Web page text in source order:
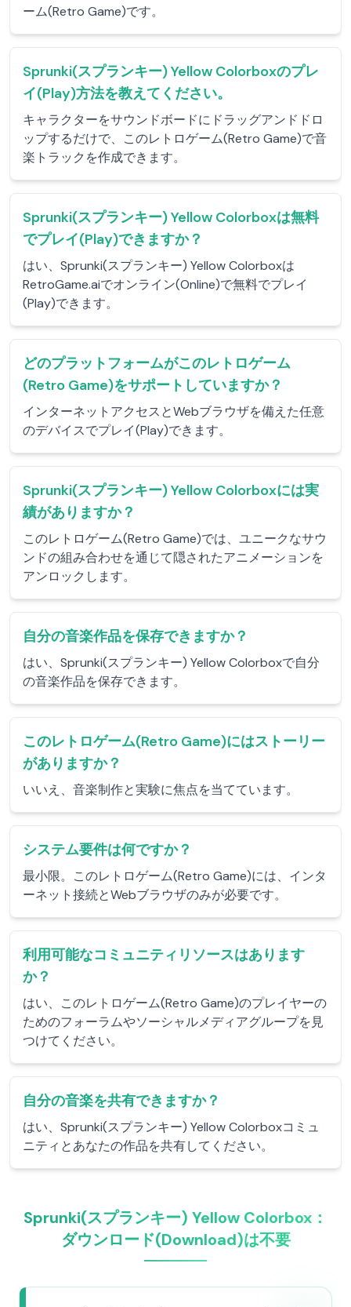
ーム(Retro Game)です。
Sprunki(スプランキー) Yellow Colorboxのプレ
イ(Play)方法を教えてください。
キャラクターをサウンドボードにドラッグアンドドロ
ップするだけで、このレトロゲーム(Retro Game)で音
楽トラックを作成できます。
Sprunki(スプランキー) Yellow Colorboxは無料
でプレイ(Play)できますか？
はい、Sprunki(スプランキー) Yellow Colorboxは
RetroGame.aiでオンライン(Online)で無料でプレイ
(Play)できます。
どのプラットフォームがこのレトロゲーム
(Retro Game)をサポートしていますか？
インターネットアクセスとWebブラウザを備えた任意
のデバイスでプレイ(Play)できます。
Sprunki(スプランキー) Yellow Colorboxには実
績がありますか？
このレトロゲーム(Retro Game)では、ユニークなサウ
ンドの組み合わせを通じて隠されたアニメーションを
アンロックします。
自分の音楽作品を保存できますか？
はい、Sprunki(スプランキー) Yellow Colorboxで自分
の音楽作品を保存できます。
このレトロゲーム(Retro Game)にはストーリー
がありますか？
いいえ、音楽制作と実験に焦点を当てています。
システム要件は何ですか？
最小限。このレトロゲーム(Retro Game)には、インタ
ーネット接続とWebブラウザのみが必要です。
利用可能なコミュニティリソースはあります
か？
はい、このレトロゲーム(Retro Game)のプレイヤーの
ためのフォーラムやソーシャルメディアグループを見
つけてください。
自分の音楽を共有できますか？
はい、Sprunki(スプランキー) Yellow Colorboxコミュ
ニティとあなたの作品を共有してください。
Sprunki(スプランキー) Yellow Colorbox：
ダウンロード(Download)は不要